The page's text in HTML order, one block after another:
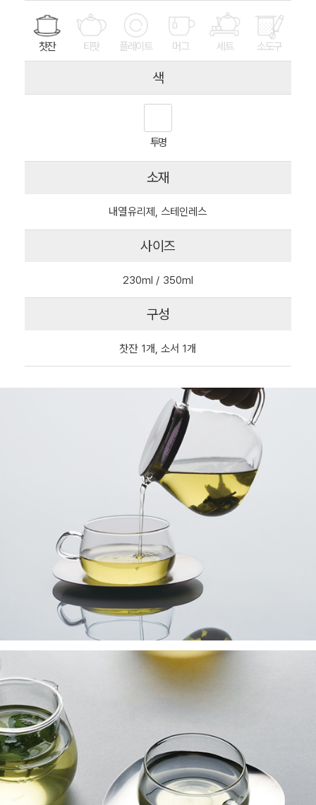
찻잔 티팟 플레이트 머그 세트 소도구
색
투명
소재
내열유리제, 스테인레스
사이즈
230ml / 350ml
구성
찻잔 1개, 소서 1개